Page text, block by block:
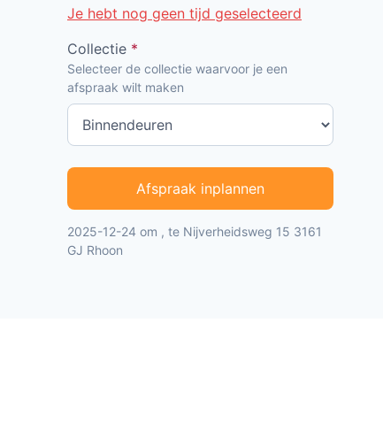
Je hebt nog geen tijd geselecteerd
Collectie *
Selecteer de collectie waarvoor je een
afspraak wilt maken
Afspraak inplannen
2025-12-24 om , te Nijverheidsweg 15 3161
GJ Rhoon